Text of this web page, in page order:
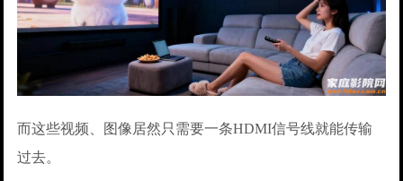
而这些视频、图像居然只需要一条HDMI信号线就能传输
过去。